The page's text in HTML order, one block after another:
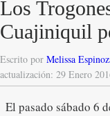
Los
Cuajiniquil
Escrito por Melissa
actualización: 29 Enero
El pasado sábado 6